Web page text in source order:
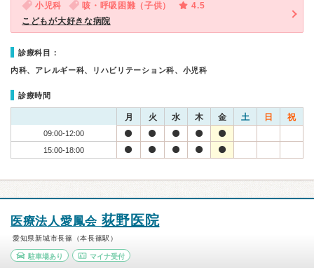
小児科 咳・呼吸困難（子供）
4.5
こどもが大好きな病院
診療科目：
内科、アレルギー科、リハビリテーション科、小児科
診療時間
月 火 水 木 金 土 日 祝
09:00-12:00
15:00-18:00
医療法人愛鳳会 荻野医院
愛知県新城市長篠（本長篠駅）
駐車場あり マイナ受付